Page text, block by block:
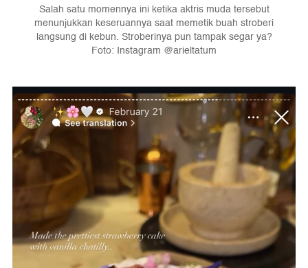
Salah satu momennya ini ketika aktris muda tersebut
menunjukkan keseruannya saat memetik buah stroberi
langsung di kebun. Stroberinya pun tampak segar ya?
Foto: Instagram @arieltatum